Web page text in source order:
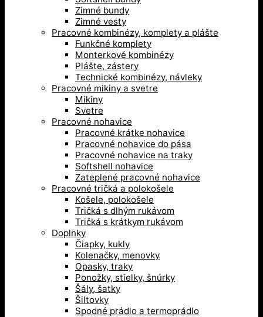
Zimné bundy
Zimné vesty
Pracovné kombinézy, komplety a plášte
Funkčné komplety
Monterkové kombinézy
Plášte, zástery
Technické kombinézy, návleky
Pracovné mikiny a svetre
Mikiny
Svetre
Pracovné nohavice
Pracovné krátke nohavice
Pracovné nohavice do pása
Pracovné nohavice na traky
Softshell nohavice
Zateplené pracovné nohavice
Pracovné tričká a polokošele
Košele, polokošele
Tričká s dlhým rukávom
Tričká s krátkym rukávom
Doplnky
Čiapky, kukly
Kolenačky, menovky
Opasky, traky
Ponožky, stielky, šnúrky
Šály, šatky
Šiltovky
Spodné prádlo a termoprádlo